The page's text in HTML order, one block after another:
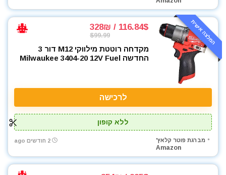
המלצה אישית 116.84$ / 328₪
$99.99
מקדחה רוטטת מילווקי M12 דור 3
החדשה Milwaukee 3404-20 12V Fuel
לרכישה
ללא קופון
מברגת פוטר קלאץ'
Amazon
2 חודשים ago